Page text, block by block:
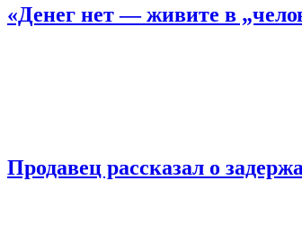
«Денег нет — живите в
Продавец рассказал о